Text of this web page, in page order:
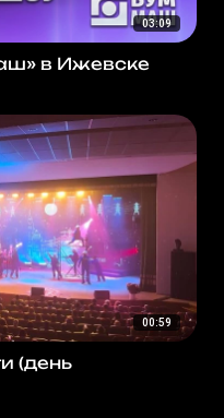
03:09
в Ижевске
00:59
(день